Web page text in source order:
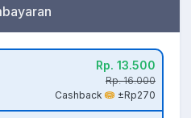
Rp. 13.500
Rp. 16.000
Cashback
±Rp270